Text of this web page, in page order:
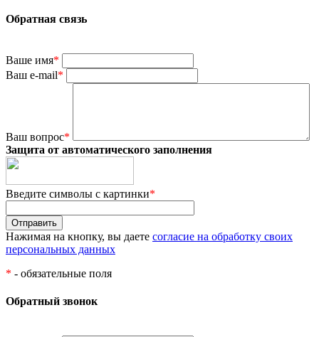
Обратная связь
Ваше имя*
Ваш e-mail*
Ваш вопрос*
Защита от автоматического заполнения
Введите символы с картинки*
Нажимая на кнопку, вы даете согласие на обработку своих
персональных данных
* - обязательные поля
Обратный звонок